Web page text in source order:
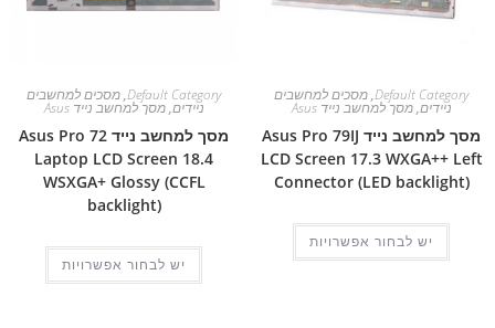
Default Category
,מסכים למחשבים
ניידים,מסך למחשב נייד Asus
מסך למחשב נייד Asus Pro 79IJ
LCD Screen 17.3 WXGA++ Left
Connector (LED backlight)
יש לבחור אפשרויות
Default Category
,מסכים למחשבים
ניידים,מסך למחשב נייד Asus
מסך למחשב נייד Asus Pro 72
Laptop LCD Screen 18.4
WSXGA+ Glossy (CCFL
backlight)
יש לבחור אפשרויות